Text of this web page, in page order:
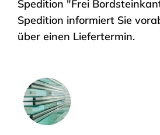
Spedition "Frei
Spedition informiert Sie
über einen Liefertermin.